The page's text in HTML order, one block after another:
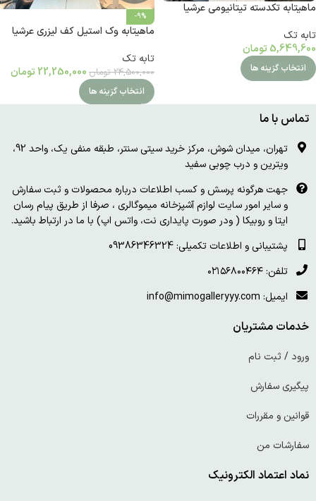
ماهیتابه تکدسته تیتانیومی عرشیا
تابه تک
5,649,600 تومان
انتخاب گزینه ها
-9%
ماهیتابه وک استیل کف لیزری عرشیا
تابه تک
24,500,000 تومان 22,250,000 تومان
انتخاب گزینه ها
تماس با ما
تهران، میدان شوش، مرکز خرید سیتی سنتر، طبقه منفی یک، واحد 92،
ویترین و درب چوبی سفید
جهت هرگونه پرسش و کسب اطلاعات درباره محصولات و ثبت سفارش
و سایر امور سایت لوازم آشپزخانه میموگالری ، صرفا از طریق پیام رسان
ایتا و روبیکا ( ودر صورت پایداری نت، واتس اپ) با ما در ارتباط باشید.
پشتیبانی و اطلاعات تکمیلی: 09386346324
تلفن: ۰۲۱۵۶۸۰۰۴۶۴
ایمیل: info@mimogalleryyy.com
خدمات مشتریان
ورود / ثبت نام
پیگیری سفارش
قوانین و مقررات
سفارشات من
نماد اعتماد الکترونیک